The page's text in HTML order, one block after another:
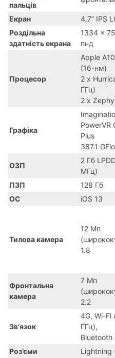
пальців
Екран 4.7” IPS
Роздільна
здатність екрана
1334 x
пнд
Процесор
Apple
(16-нм)
2 x
ҐГц)
2 x
Графіка
PowerVR
Plus
387.1
ОЗП
2 Гб
МГц)
ПЗП
128 Гб
ОС
iOS 13
Тилова камера
12 Мп
1.8
Фронтальна
камера
7 Мп
2.2
Зв’язок
4G, Wi-Fi
ҐГц),
Bluetooth
Роз’єми
Lightning